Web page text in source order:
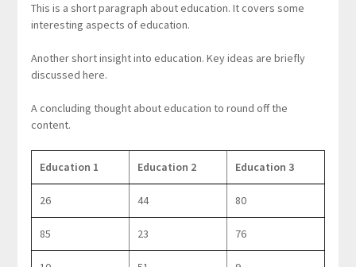
This is a short paragraph about education. It covers some
interesting aspects of education.
Another short insight into education. Key ideas are briefly
discussed here.
A concluding thought about education to round off the
content.
Education 1 Education 2 Education 3
26 44 80
85 23 76